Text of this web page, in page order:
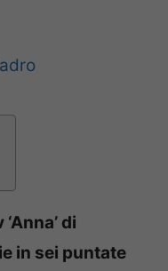
di
in sei puntate